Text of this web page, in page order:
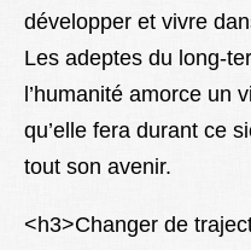
développer et vivre
Les adeptes du long-
l’humanité amorce un
qu’elle fera durant ce
tout son avenir.
<h3>Changer de